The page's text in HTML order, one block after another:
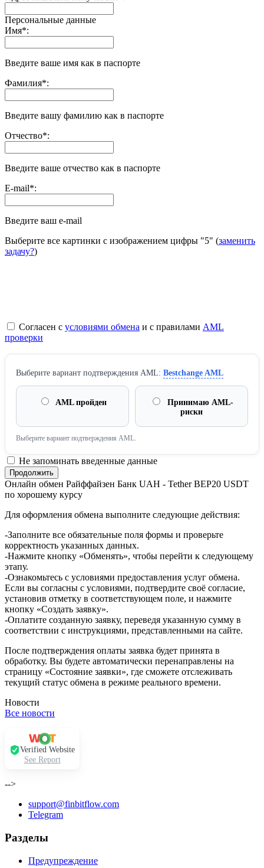
Персональные данные
Имя*:
Введите ваше имя как в паспорте
Фамилия*:
Введите вашу фамилию как в паспорте
Отчество*:
Введите ваше отчество как в паспорте
E-mail*:
Введите ваш e-mail
Выберите все картинки с изображением цифры "5" (заменить
задачу?)
Согласен с условиями обмена и с правилами AML
проверки
Выберите вариант подтверждения AML: Bestchange AML
AML пройден
Принимаю AML-
риски
Выберите вариант подтверждения AML.
Не запоминать введенные данные
Онлайн обмен Райффайзен Банк UAH - Tether BEP20 USDT
по хорошему курсу
Для оформления обмена выполните следующие действия:
-Заполните все обязательные поля формы и проверьте
корректность указанных данных.
-Нажмите кнопку «Обменять», чтобы перейти к следующему
этапу.
-Ознакомьтесь с условиями предоставления услуг обмена.
Если вы согласны с условиями, подтвердите своё согласие,
установив отметку в соответствующем поле, и нажмите
кнопку «Создать заявку».
-Оплатите созданную заявку, переведя указанную сумму в
соответствии с инструкциями, представленными на сайте.
После подтверждения оплаты заявка будет принята в
обработку. Вы будете автоматически перенаправлены на
страницу «Состояние заявки», где сможете отслеживать
текущий статус обмена в режиме реального времени.
Новости
Все новости
Verified Website
See Report
-->
support@finbitflow.com
Telegram
Разделы
Предупреждение